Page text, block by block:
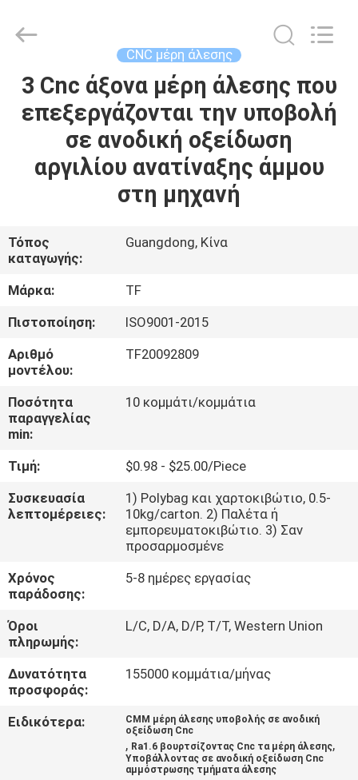
ΣΠΊΤΙ
ΠΡΟΪΌΝΤΑ
ΣΧΕΤΙΚΆ
ΕΜΆΣ
ΕΠΙΣΚΈΨΕΙΣ
ΣΤΟ
ΕΡΓΟΣΤΆΣΙΟ
ΈΛΕΓΧΟΣ
ΠΟΙΌΤΗΤΑΣ
ΕΠΙΚΟΙΝΩΝΉΣΤΕ
ΜΑΖΊ
ΕΙΔΉΣΕΙΣ
ΖΗΤΉΣΤΕ
ΠΡΟΣΦΟΡΆ
ΧΆΡΤΗΣ
ΙΣΤΟΣΕΛΊΔΑΣ
Tuofa
Technology
Rights
Reserved.
CNC μέρη άλεσης
3 Cnc άξονα μέρη άλεσης που
επεξεργάζονται την υποβολή
σε ανοδική οξείδωση
αργιλίου ανατίναξης άμμου
στη μηχανή
Τόπος
καταγωγής:
Guangdong, Κίνα
Μάρκα:
TF
Πιστοποίηση:
ISO9001-2015
Αριθμό
μοντέλου:
TF20092809
Ποσότητα
παραγγελίας
min:
10 κομμάτι/κομμάτια
Τιμή:
$0.98 - $25.00/Piece
Συσκευασία
λεπτομέρειες:
1) Polybag και χαρτοκιβώτιο, 0.5-
10kg/carton. 2) Παλέτα ή
εμπορευματοκιβώτιο. 3) Σαν
προσαρμοσμένε
Χρόνος
παράδοσης:
5-8 ημέρες εργασίας
Όροι
πληρωμής:
L/C, D/A, D/P, T/T, Western Union
Δυνατότητα
προσφοράς:
155000 κομμάτια/μήνας
Ειδικότερα:
CMM μέρη άλεσης υποβολής σε ανοδική
οξείδωση Cnc
, Ra1.6 βουρτσίζοντας Cnc τα μέρη άλεσης,
Υποβάλλοντας σε ανοδική οξείδωση Cnc
αμμόστρωσης τμήματα άλεσης